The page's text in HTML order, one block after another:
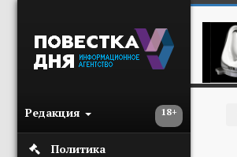
18+
Редакция
Политика